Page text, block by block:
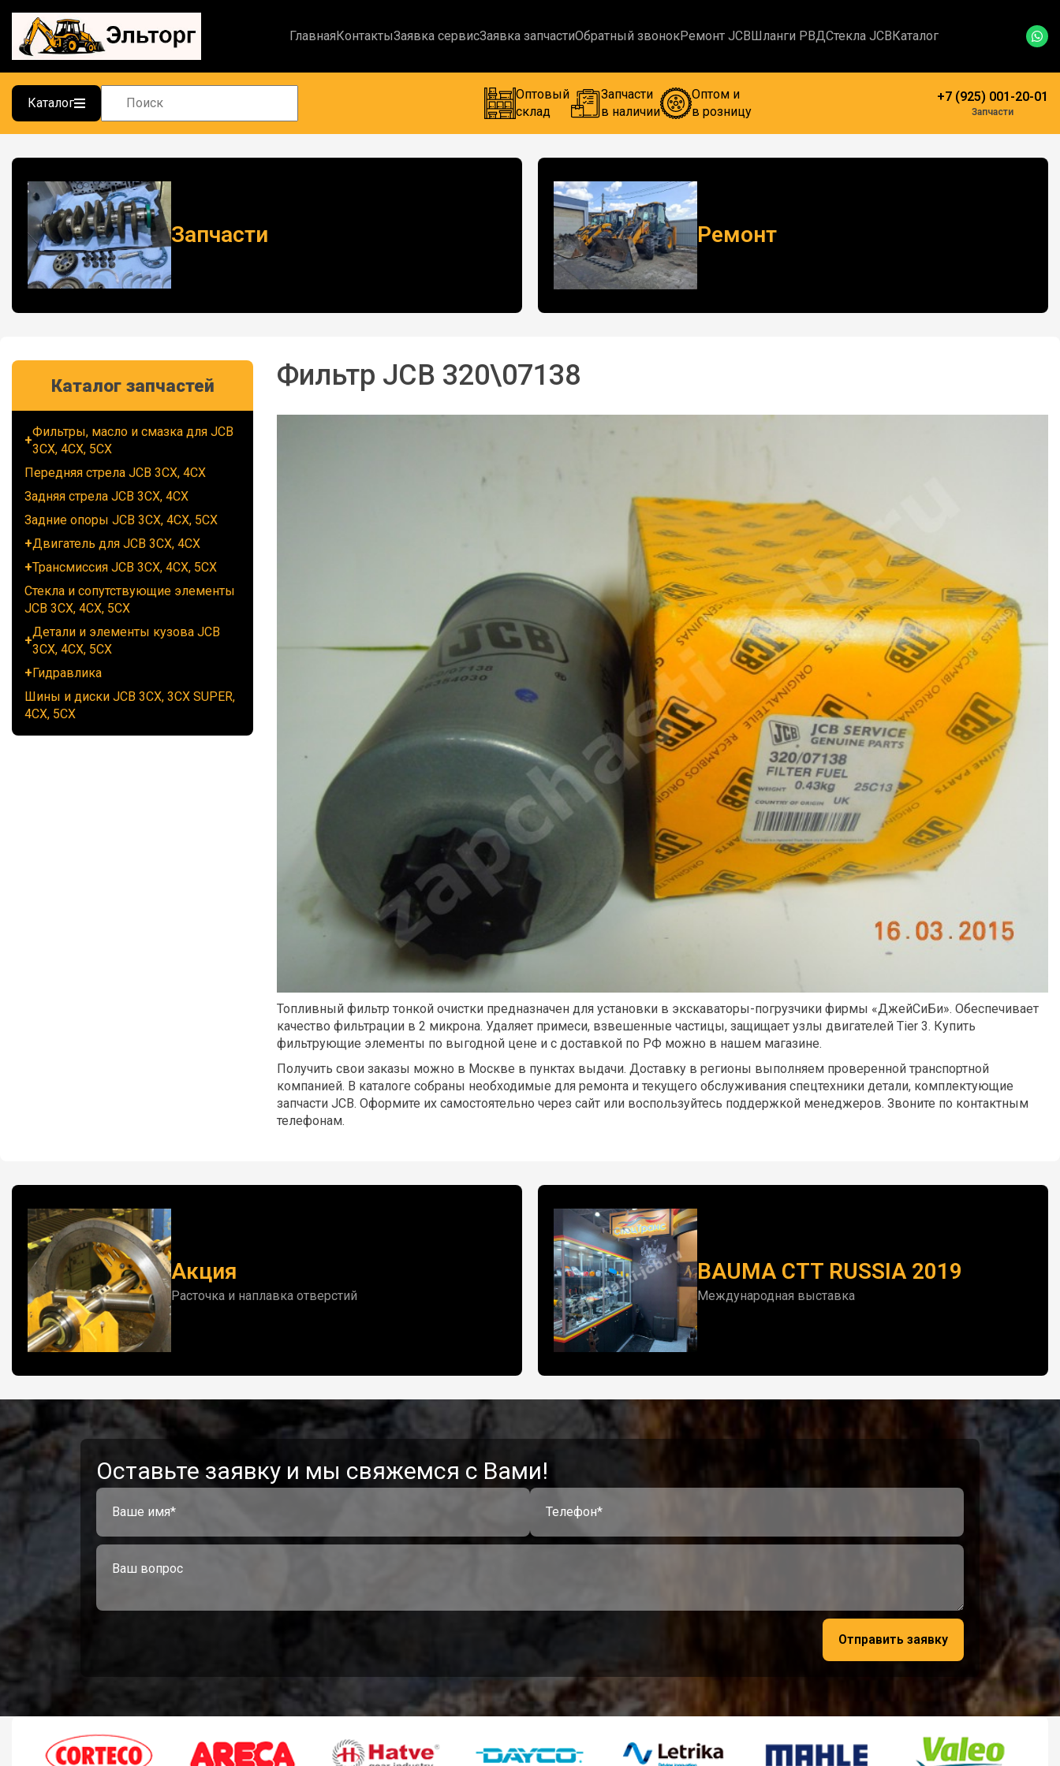
ГлавнаяКонтактыЗаявка сервисЗаявка запчастиОбратный звонокРемонт JCBШланги РВДСтекла JCBКаталог
Каталог
Оптовый
склад
Запчасти
в наличии
Оптом и
в розницу
+7 (925) 001-20-01
Запчасти
Запчасти Ремонт
Каталог запчастей
Фильтры, масло и смазка для JCB
3CX, 4CX, 5CX
Передняя стрела JCB 3CX, 4CX
Задняя стрела JCB 3CX, 4CX
Задние опоры JCB 3CX, 4CX, 5CX
Двигатель для JCB 3CX, 4CX
Трансмиссия JCB 3CX, 4CX, 5CX
Стекла и сопутствующие элементы
JCB 3CX, 4CX, 5CX
Детали и элементы кузова JCB
3CX, 4CX, 5CX
Гидравлика
Шины и диски JCB 3CX, 3CX SUPER,
4CX, 5CX
Фильтр JCB 320\07138
Топливный фильтр тонкой очистки предназначен для установки в экскаваторы-погрузчики фирмы «ДжейСиБи». Обеспечивает
качество фильтрации в 2 микрона. Удаляет примеси, взвешенные частицы, защищает узлы двигателей Tier 3. Купить
фильтрующие элементы по выгодной цене и с доставкой по РФ можно в нашем магазине.
Получить свои заказы можно в Москве в пунктах выдачи. Доставку в регионы выполняем проверенной транспортной
компанией. В каталоге собраны необходимые для ремонта и текущего обслуживания спецтехники детали, комплектующие
запчасти JCB. Оформите их самостоятельно через сайт или воспользуйтесь поддержкой менеджеров. Звоните по контактным
телефонам.
Акция
Расточка и наплавка отверстий
BAUMA CTT RUSSIA 2019
Международная выставка
Оставьте заявку и мы свяжемся с Вами!
Отправить заявку